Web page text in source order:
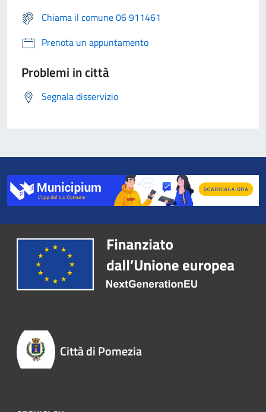
Chiama il comune 06 911461
Prenota un appuntamento
Problemi in città
Segnala disservizio
Città di Pomezia